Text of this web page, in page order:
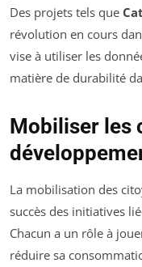
Des projets tels que
révolution en cours
vise à utiliser les
matière de durabilité
Mobiliser les
La mobilisation des
succès des initiatives
Chacun a un rôle à
réduire sa